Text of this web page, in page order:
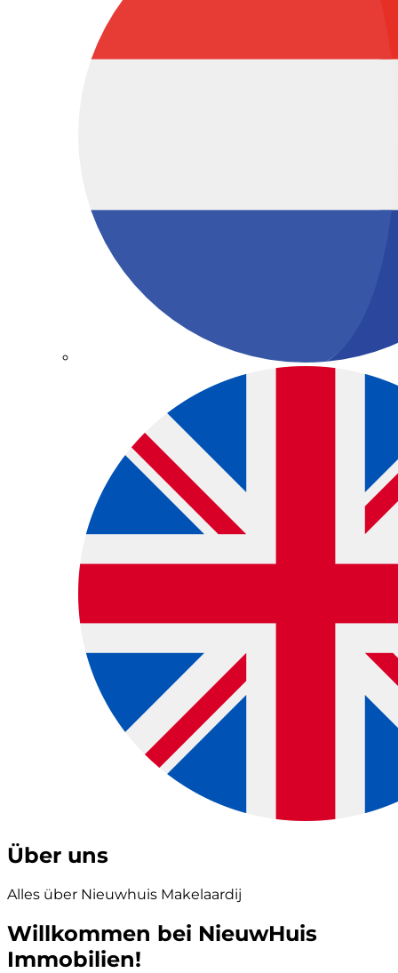
Über uns
Alles über Nieuwhuis Makelaardij
Willkommen bei NieuwHuis
Immobilien!